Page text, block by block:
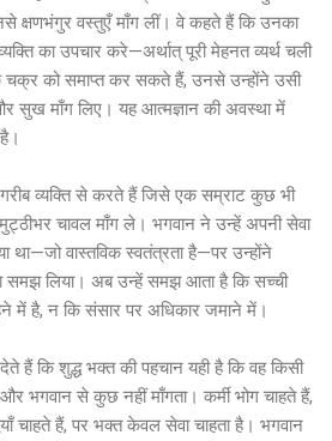
क्षणभंगुर वस्तुएँ माँग लीं। वे कहते हैं कि उनका
का उपचार करे—अर्थात् पूरी मेहनत व्यर्थ चली
को समाप्त कर सकते हैं, उनसे उन्होंने उसी
सुख माँग लिए। यह आत्मज्ञान की अवस्था में
व्यक्ति से करते हैं जिसे एक सम्राट कुछ भी
चावल माँग ले। भगवान ने उन्हें अपनी सेवा
वास्तविक स्वतंत्रता है—पर उन्होंने
समझ लिया। अब उन्हें समझ आता है कि सच्ची
में है, न कि संसार पर अधिकार जमाने में।
हैं कि शुद्ध भक्त की पहचान यही है कि वह किसी
और भगवान से कुछ नहीं माँगता। कर्मी भोग चाहते हैं,
चाहते हैं, पर भक्त केवल सेवा चाहता है। भगवान